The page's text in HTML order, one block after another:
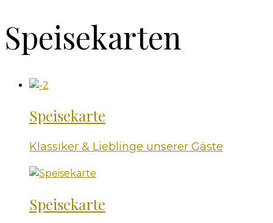
Speisekarten
Speisekarte
Klassiker & Lieblinge unserer Gäste
Speisekarte